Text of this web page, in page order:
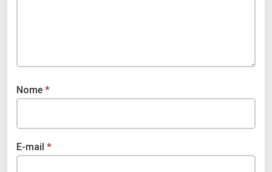
Nome *
E-mail *